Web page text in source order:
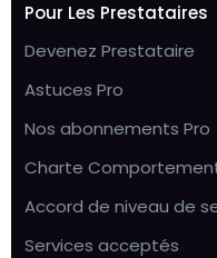
Pour Les Prestataires
Devenez Prestataire
Astuces Pro
Nos abonnements Pro
Charte
Accord de niveau de
Services acceptés